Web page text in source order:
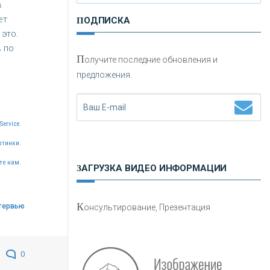
по
нам.
0
Нетворкинг для предпринимателей
авто
ПОДПИСКА
Получите последние обновления и
предложения.
ЗАГРУЗКА ВИДЕО ИНФОРМАЦИИ
Консультирование, Презентация